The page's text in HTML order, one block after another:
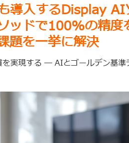
導入するDisplay AI
ッドで100%の精度
題を一挙に解決
実現する ― AIとゴールデン基準